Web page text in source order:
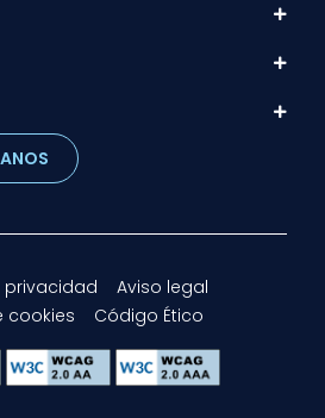
privacidad
Aviso legal
cookies
Código Ético